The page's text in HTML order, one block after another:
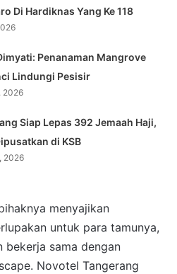
Di Hardiknas Yang Ke 118
Penanaman Mangrove
Lindungi Pesisir
2026
Siap Lepas 392 Jemaah Haji,
di KSB
2026
menyajikan
untuk para tamunya,
bekerja sama dengan
Novotel Tangerang